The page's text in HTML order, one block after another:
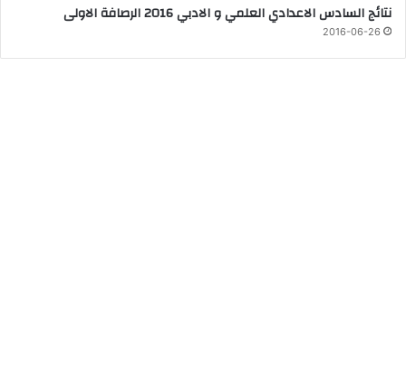
نتائج السادس الاعدادي العلمي و الادبي 2016 الرصافة الاولى
2016-06-26